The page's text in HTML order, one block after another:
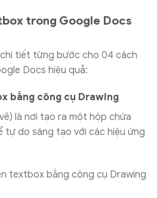
trong Google Docs
tiết từng bước cho 04 cách
Docs hiệu quả:
bằng công cụ Drawing
là nơi tạo ra một hộp chứa
tự do sáng tạo với các hiệu ứng
textbox bằng công cụ Drawing